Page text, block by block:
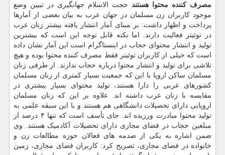
مصرف کننده محتوا هستند حجت الاسلام جهانگیری در تبیین وضع
موجود کاربران زن مسلمان در جهان عرب به بیان بعضی از آمارها
پرداخت و اظهار داشت: بر مبنای آمار انتشار یافته بیشتر زنان عرب
در توئیتر فعالیت دارند. اما نکته قابل توجه این است که بیشترین
تولید و انتشار محتوای حجاب در اینستاگرام است این آمار نشان داده
است که خیلی از کاربران توئیتر فقط مصرف کننده محتوا بوده و هیچ
تلاشی برای تولید و انتشار محتوا درباره حجاب ندارند. از طرفی زنان
مسلمان ساکن اروپا با این که جمعیت بسیار کمتری از زنان مسلمان
کشورهای عربی را دارا هستند، تولید محتوای بسیار بیشتری در
مقایسه با زنان عرب داشته اند. علاوه بر این که زنان مسلمان
اروپایی دارای تحصیلات دانشگاهی هم هستند و با این سبقه علمی به
تولید محتوا مبادرت ورزیده اند. جای تأسف است که تنها ۴ درصد از
مبلغین حجاب در فضای مجازی دارای تحصیلات آکادمیک هستند. وی
ضمن اشاره به یکی از صدمه های فعالان حوزه مطالعات زن و
خانواده در فضای مجازی، تصریح کرد: کاربران فضای مجازی، زمین